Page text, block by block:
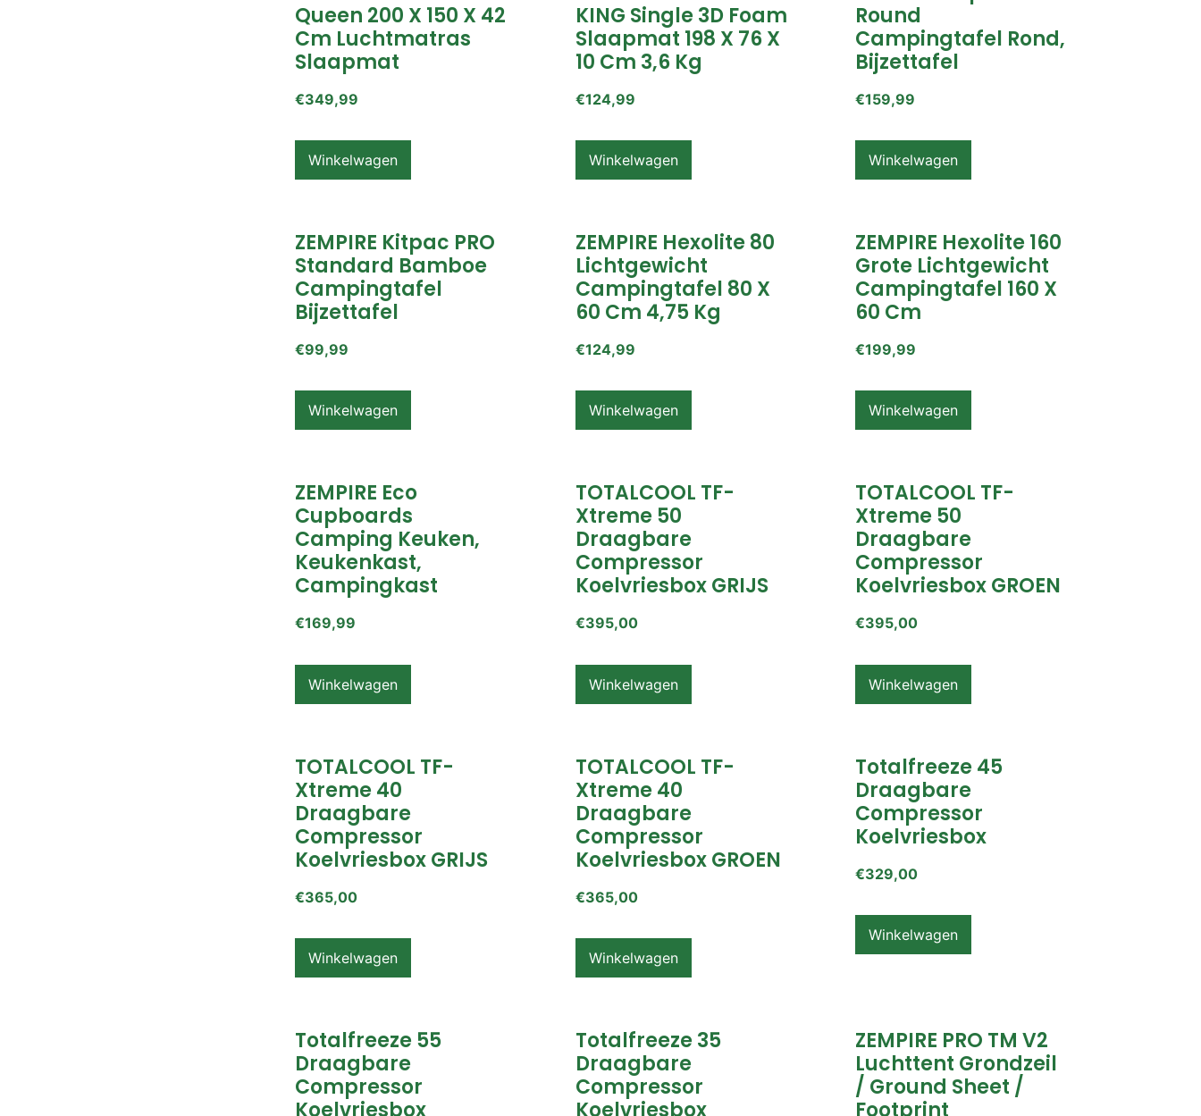
Queen 200 X 150 X 42
Cm Luchtmatras
Slaapmat
€349,99
Winkelwagen
KING Single 3D Foam
Slaapmat 198 X 76 X
10 Cm 3,6 Kg
€124,99
Winkelwagen
Round
Campingtafel Rond,
Bijzettafel
€159,99
Winkelwagen
ZEMPIRE Kitpac PRO
Standard Bamboe
Campingtafel
Bijzettafel
€99,99
Winkelwagen
ZEMPIRE Hexolite 80
Lichtgewicht
Campingtafel 80 X
60 Cm 4,75 Kg
€124,99
Winkelwagen
ZEMPIRE Hexolite 160
Grote Lichtgewicht
Campingtafel 160 X
60 Cm
€199,99
Winkelwagen
ZEMPIRE Eco
Cupboards
Camping Keuken,
Keukenkast,
Campingkast
€169,99
Winkelwagen
TOTALCOOL TF-
Xtreme 50
Draagbare
Compressor
Koelvriesbox GRIJS
€395,00
Winkelwagen
TOTALCOOL TF-
Xtreme 50
Draagbare
Compressor
Koelvriesbox GROEN
€395,00
Winkelwagen
TOTALCOOL TF-
Xtreme 40
Draagbare
Compressor
Koelvriesbox GRIJS
€365,00
Winkelwagen
TOTALCOOL TF-
Xtreme 40
Draagbare
Compressor
Koelvriesbox GROEN
€365,00
Winkelwagen
Totalfreeze 45
Draagbare
Compressor
Koelvriesbox
€329,00
Winkelwagen
Totalfreeze 55
Draagbare
Compressor
Koelvriesbox
Totalfreeze 35
Draagbare
Compressor
Koelvriesbox
ZEMPIRE PRO TM V2
Luchttent Grondzeil
/ Ground Sheet /
Footprint